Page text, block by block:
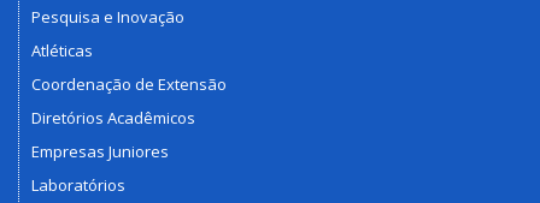
Pesquisa e Inovação
Atléticas
Coordenação de Extensão
Diretórios Acadêmicos
Empresas Juniores
Laboratórios